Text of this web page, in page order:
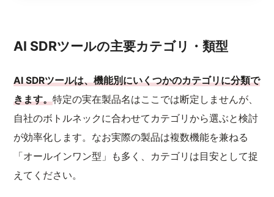
AI SDRツールの主要カテゴリ・類型
AI SDRツールは、機能別にいくつかのカテゴリに分類で
きます。特定の実在製品名はここでは断定しませんが、
自社のボトルネックに合わせてカテゴリから選ぶと検討
が効率化します。なお実際の製品は複数機能を兼ねる
「オールインワン型」も多く、カテゴリは目安として捉
えてください。